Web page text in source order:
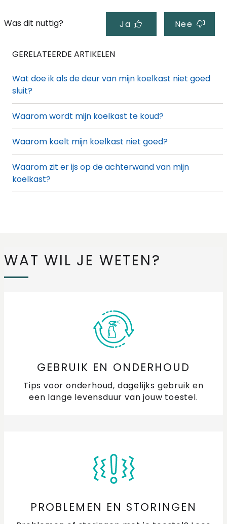
Was dit nuttig? Ja Nee
GERELATEERDE ARTIKELEN
Wat doe ik als de deur van mijn koelkast niet goed
sluit?
Waarom wordt mijn koelkast te koud?
Waarom koelt mijn koelkast niet goed?
Waarom zit er ijs op de achterwand van mijn
koelkast?
WAT WIL JE WETEN?
GEBRUIK EN ONDERHOUD
Tips voor onderhoud, dagelijks gebruik en
een lange levensduur van jouw toestel.
PROBLEMEN EN STORINGEN